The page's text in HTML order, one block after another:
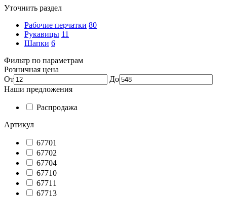
Уточнить раздел
Рабочие перчатки 80
Рукавицы 11
Шапки 6
Фильтр по параметрам
Розничная цена
От
До
Наши предложения
Распродажа
Артикул
67701
67702
67704
67710
67711
67713